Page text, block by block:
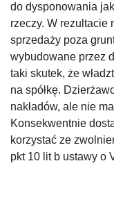
do dysponowania
rzeczy. W rezultacie
sprzedaży poza
wybudowane przez
taki skutek, że
na spółkę.
nakładów, ale nie
Konsekwentnie
korzystać ze
pkt 10 lit b ustawy o